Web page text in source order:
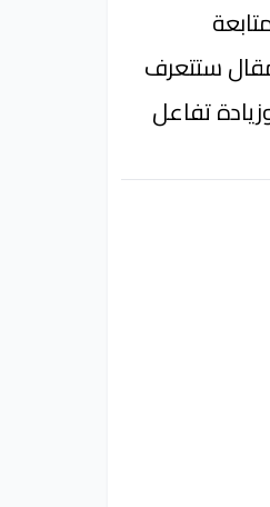
ستتعرف
تفاعل